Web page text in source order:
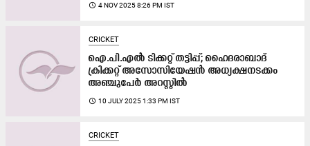
access_time 4 NOV 2025 8:26 PM IST
CRICKET
ഐ.പി.എൽ ടിക്കറ്റ് തട്ടിപ്പ്; ഹൈദരാബാദ്
ക്രിക്കറ്റ് അസോസിയേഷൻ അധ്യക്ഷനടക്കം
അഞ്ചുപേർ അറസ്റ്റിൽ
access_time 10 JULY 2025 1:33 PM IST
CRICKET